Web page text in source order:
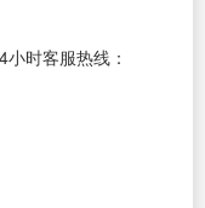
时客服热线：